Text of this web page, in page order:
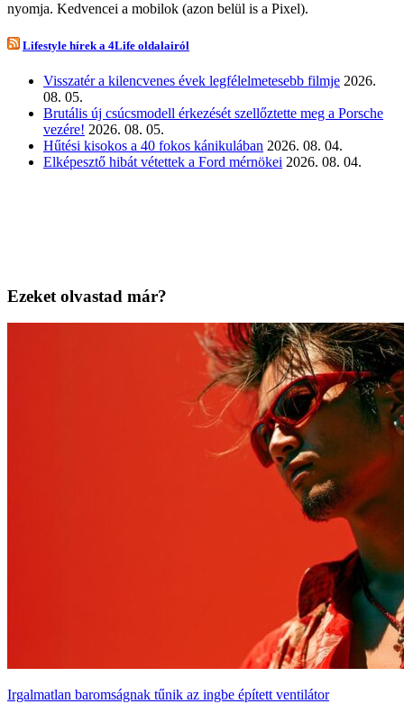
nyomja. Kedvencei a mobilok (azon belül is a Pixel).
Lifestyle hírek a 4Life oldalairól
Visszatér a kilencvenes évek legfélelmetesebb filmje 2026.
08. 05.
Brutális új csúcsmodell érkezését szellőztette meg a Porsche
vezére! 2026. 08. 05.
Hűtési kisokos a 40 fokos kánikulában 2026. 08. 04.
Elképesztő hibát vétettek a Ford mérnökei 2026. 08. 04.
Ezeket olvastad már?
Irgalmatlan baromságnak tűnik az ingbe épített ventilátor